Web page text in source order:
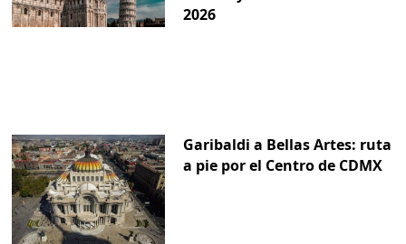
2026
Garibaldi a Bellas Artes: ruta
a pie por el Centro de CDMX